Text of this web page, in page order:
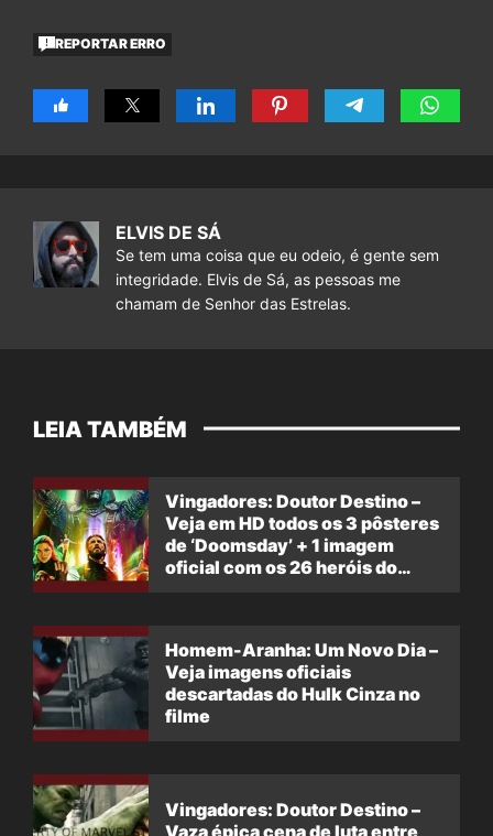
REPORTAR ERRO
ELVIS DE SÁ
Se tem uma coisa que eu odeio, é gente sem
integridade. Elvis de Sá, as pessoas me
chamam de Senhor das Estrelas.
LEIA TAMBÉM
Vingadores: Doutor Destino –
Veja em HD todos os 3 pôsteres
de ‘Doomsday’ + 1 imagem
oficial com os 26 heróis do
Homem-Aranha: Um Novo Dia –
Veja imagens oficiais
descartadas do Hulk Cinza no
filme
Vingadores: Doutor Destino –